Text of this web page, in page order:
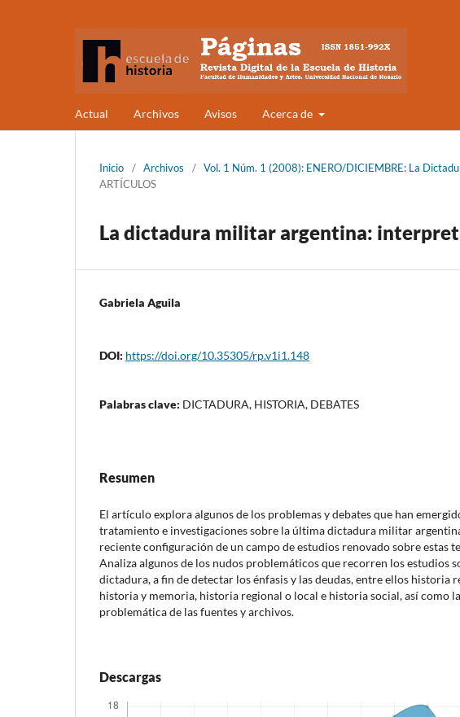
Actual Archivos Avisos Acerca de
Inicio / Archivos / Vol. 1 Núm. 1 (2008): ENERO/DICIEMBRE: La
ARTÍCULOS
La dictadura militar argentina:
Gabriela Aguila
DOI: https://doi.org/10.35305/rp.v1i1.148
Palabras clave: DICTADURA, HISTORIA, DEBATES
Resumen
El artículo explora algunos de los problemas y debates que han
tratamiento e investigaciones sobre la última dictadura militar
reciente configuración de un campo de estudios renovado sobre estas
Analiza algunos de los nudos problemáticos que recorren los estudios
dictadura, a fin de detectar los énfasis y las deudas, entre ellos historia
historia y memoria, historia regional o local e historia social, así como la
problemática de las fuentes y archivos.
Descargas